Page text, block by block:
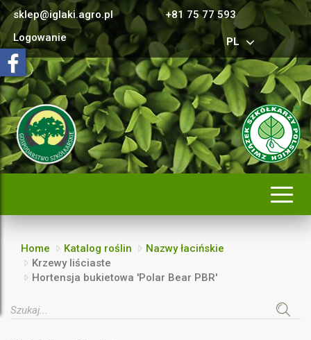
sklep@iglaki.agro.pl
+81 75 77 593
Logowanie
PL
Home Katalog roślin
Nazwy łacińskie
Krzewy liściaste
Hortensja bukietowa 'Polar Bear PBR'